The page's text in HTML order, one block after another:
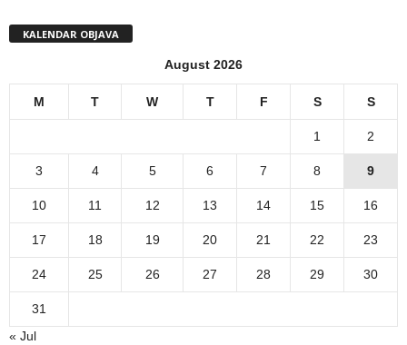
KALENDAR OBJAVA
August 2026
M T W T F S S
1 2
3 4 5 6 7 8 9
10 11 12 13 14 15 16
17 18 19 20 21 22 23
24 25 26 27 28 29 30
31
« Jul